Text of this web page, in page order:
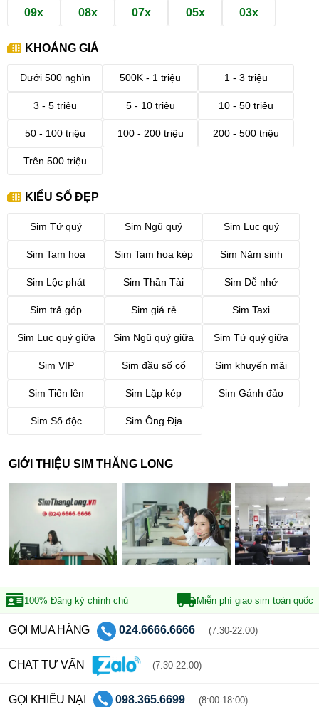
09x 08x 07x 05x 03x
KHOẢNG GIÁ
Dưới 500 nghìn 500K - 1 triệu 1 - 3 triệu
3 - 5 triệu 5 - 10 triệu 10 - 50 triệu
50 - 100 triệu 100 - 200 triệu 200 - 500 triệu
Trên 500 triệu
KIỂU SỐ ĐẸP
Sim Tứ quý Sim Ngũ quý Sim Lục quý
Sim Tam hoa Sim Tam hoa kép Sim Năm sinh
Sim Lộc phát Sim Thần Tài Sim Dễ nhớ
Sim trả góp Sim giá rẻ Sim Taxi
Sim Lục quý giữa Sim Ngũ quý giữa Sim Tứ quý giữa
Sim VIP Sim đầu số cổ Sim khuyến mãi
Sim Tiến lên Sim Lặp kép Sim Gánh đảo
Sim Số độc Sim Ông Địa
GIỚI THIỆU SIM THĂNG LONG
100% Đăng ký chính chủ Miễn phí giao sim toàn quốc
GỌI MUA HÀNG 024.6666.6666 (7:30-22:00)
CHAT TƯ VẤN (7:30-22:00)
GỌI KHIẾU NẠI 098.365.6699 (8:00-18:00)